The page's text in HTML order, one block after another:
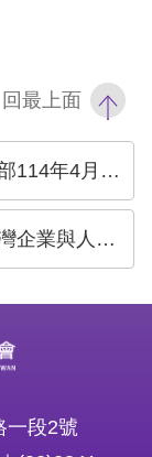
回最上面
刑規則」部分條文之意見
計畫更新版」意見
一段2號